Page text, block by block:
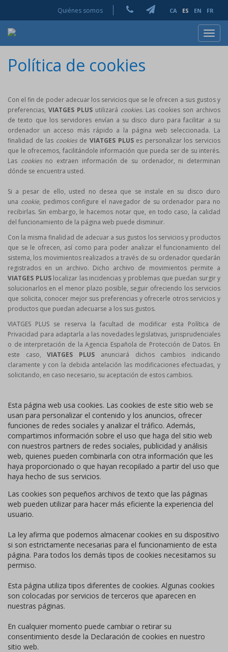
Quiénes somos CA ES EN FR
Política de cookies
Con el fin de poder adecuar los servicios que se le ofrecen a sus gustos y
preferencias, VIATGES PLUSutilizará cookies. Las cookies son archivos
de texto que los servidores envían a su disco duro para facilitar a su
ordenador un acceso más rápido a la página web seleccionada. La
finalidad de las cookiesdeVIATGES PLUS es personalizar los servicios
que le ofrecemos, facilitándole información que pueda ser de su interés.
Las cookiesno extraen información de su ordenador, ni determinan
dónde se encuentra usted.
Si a pesar de ello, usted no desea que se instale en su disco duro
una cookie, pedimos configure el navegador de su ordenador para no
recibirlas. Sin embargo, le hacemos notar que, en todo caso, la calidad
del funcionamiento de la página web puede disminuir.
Con la misma finalidad de adecuar a sus gustos los servicios y productos
que se le ofrecen, así como para poder analizar el funcionamiento del
sistema, los movimientos realizados a través de su ordenador quedarán
registrados en un archivo. Dicho archivo de movimientos permite a
VIATGES PLUSlocalizar las incidencias y problemas que puedan surgir y
solucionarlos en el menor plazo posible, seguir ofreciendo los servicios
que solicita, conocer mejor sus preferencias y ofrecerle otros servicios y
productos que puedan adecuarse a los sus gustos.
VIATGES PLUS se reserva la facultad de modificar esta Política de
Privacidad para adaptarla a las novedades legislativas, jurisprudenciales
o de interpretación de la Agencia Española de Protección de Datos. En
este caso,VIATGES PLUS anunciará dichos cambios indicando
claramente y con la debida antelación las modificaciones efectuadas, y
solicitando, en caso necesario, su aceptación de estos cambios.
Esta página web usa cookies. Las cookies de este sitio web se
usan para personalizar el contenido y los anuncios, ofrecer
funciones de redes sociales y analizar el tráfico. Además,
compartimos información sobre el uso que haga del sitio web
con nuestros partners de redes sociales, publicidad y análisis
web, quienes pueden combinarla con otra información que les
haya proporcionado o que hayan recopilado a partir del uso que
haya hecho de sus servicios.
Las cookies son pequeños archivos de texto que las páginas
web pueden utilizar para hacer más eficiente la experiencia del
usuario.
La ley afirma que podemos almacenar cookies en su dispositivo
si son estrictamente necesarias para el funcionamiento de esta
página. Para todos los demás tipos de cookies necesitamos su
permiso.
Esta página utiliza tipos diferentes de cookies. Algunas cookies
son colocadas por servicios de terceros que aparecen en
nuestras páginas.
En cualquier momento puede cambiar o retirar su
consentimiento desde la Declaración de cookies en nuestro
sitio web.